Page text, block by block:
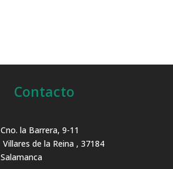
Contacto
Cno. la Barrera, 9-11
Villares de la Reina , 37184
Salamanca